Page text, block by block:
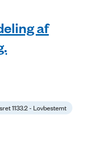
af
1133.2 - Lovbestemt